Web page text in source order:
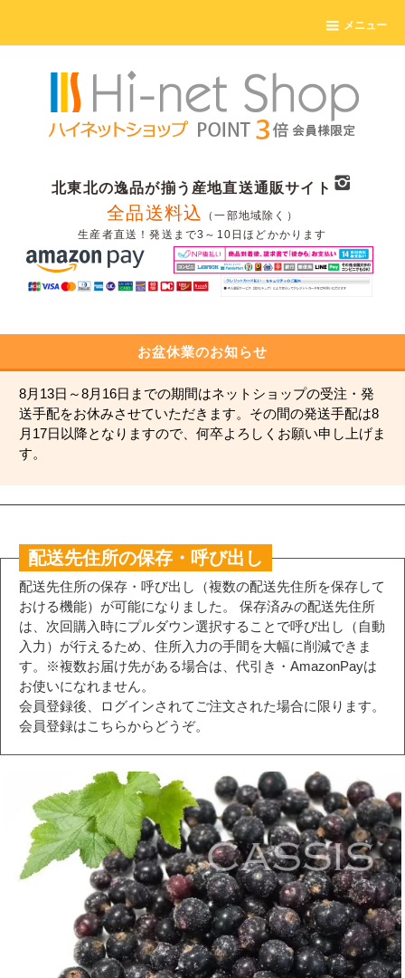
メニュー
北東北の逸品が揃う産地直送通販サイト
全品送料込
（一部地域除く）
生産者直送！発送まで3～10日ほどかかります
お盆休業のお知らせ
8月13日～8月16日までの期間はネットショップの受注・発
送手配をお休みさせていただきます。その間の発送手配は8
月17日以降となりますので、何卒よろしくお願い申し上げま
す。
配送先住所の保存・呼び出し
配送先住所の保存・呼び出し（複数の配送先住所を保存して
おける機能）が可能になりました。 保存済みの配送先住所
は、次回購入時にプルダウン選択することで呼び出し（自動
入力）が行えるため、住所入力の手間を大幅に削減できま
す。※複数お届け先がある場合は、代引き・AmazonPayは
お使いになれません。
会員登録後、ログインされてご注文された場合に限ります。
会員登録はこちらからどうぞ。